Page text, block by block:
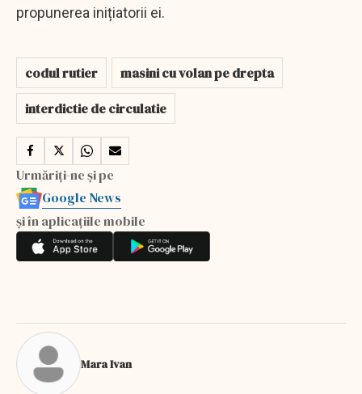
propunerea inițiatorii ei.
codul rutier
masini cu volan pe drepta
interdictie de circulatie
Urmăriți-ne și pe
Google News
și în aplicațiile mobile
Mara Ivan